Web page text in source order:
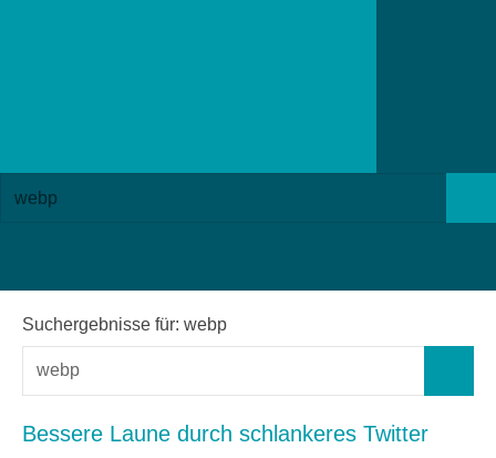
Suchen
Suchergebnisse für: webp
Suchen
nach:
Bessere Laune durch schlankeres Twitter